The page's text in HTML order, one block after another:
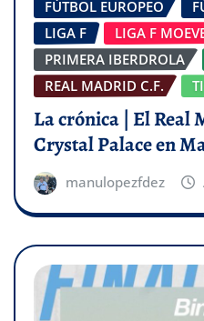
FÚTBOL EUROPEO
LIGA F
LIGA F
PRIMERA IBERDROLA
REAL MADRID C.F.
La crónica | El Real
Crystal Palace en
manulopezfdez